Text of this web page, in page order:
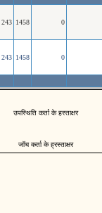
243 1458 0
243 1458 0
उपस्थिति कर्ता के हस्ताक्षर
जॉच कर्ता के ह्रस्ताक्षर